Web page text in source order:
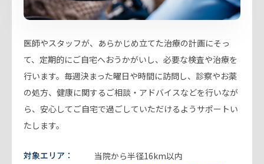
医師やスタッフが、あらかじめ立てた治療の計画にそっ
て、定期的にご自宅へおうかがいし、必要な検査や治療を
行います。毎週決まった曜日や時間に訪問し、診察やお薬
の処方、健康に関するご相談・アドバイスなどを行いなが
ら、安心してご自宅で過ごしていただけるようサポートい
たします。
対象エリア：
当院から半径16km以内